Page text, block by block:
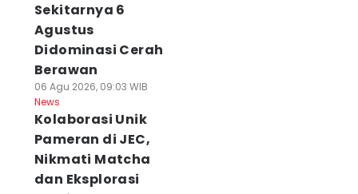
Sekitarnya 6
Agustus
Didominasi Cerah
Berawan
06 Agu 2026, 09:03 WIB
News
Kolaborasi Unik
Pameran di JEC,
Nikmati Matcha
dan Eksplorasi